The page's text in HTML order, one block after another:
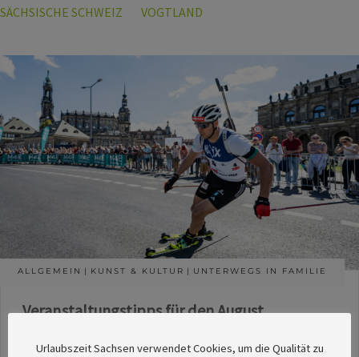
SÄCHSISCHE SCHWEIZ
VOGTLAND
ALLGEMEIN KUNST & KULTUR UNTERWEGS IN FAMILIE
Veranstaltungstipps für den August
Urlaubszeit Sachsen verwendet Cookies, um die Qualität zu